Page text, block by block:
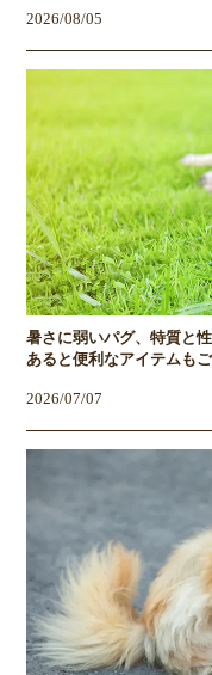
2026/08/05
暑さに弱いパグ、特質と
あると便利なアイテムも
2026/07/07